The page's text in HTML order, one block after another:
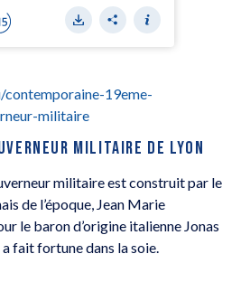
19eme-
militaire
MILITAIRE DE LYON
militaire est construit par le
de l’époque, Jean Marie
le baron d’origine italienne Jonas
fait fortune dans la soie.